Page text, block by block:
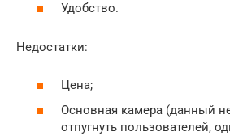
Удобство.
Недостатки:
Цена;
Основная камера (данный
отпугнуть пользователей,